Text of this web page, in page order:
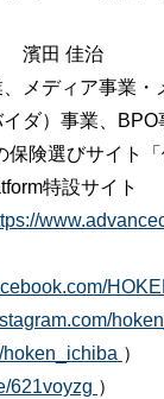
濱田 佳治
メディア事業
ダ）事業、BPO
保険選びサイ
特設サイ
hoken_ichiba ）
621voyzg ）